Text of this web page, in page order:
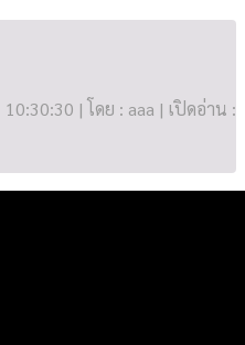
| โดย : aaa | เปิดอ่าน :